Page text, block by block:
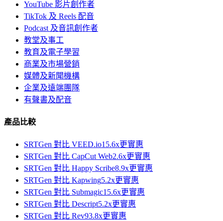
YouTube 影片創作者
TikTok 及 Reels 配音
Podcast 及音訊創作者
教堂及事工
教育及電子學習
商業及市場營銷
媒體及新聞機構
企業及遠端團隊
有聲書及配音
產品比較
SRTGen 對比 VEED.io15.6x更實惠
SRTGen 對比 CapCut Web2.6x更實惠
SRTGen 對比 Happy Scribe8.9x更實惠
SRTGen 對比 Kapwing5.2x更實惠
SRTGen 對比 Submagic15.6x更實惠
SRTGen 對比 Descript5.2x更實惠
SRTGen 對比 Rev93.8x更實惠